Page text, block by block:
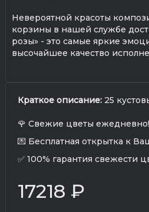
Невероятной красоты
корзины в нашей службе
розы» - это самые яркие
высочайшее качество
Краткое описание: 25
🌹 Свежие цветы ежедневно!
💌 Бесплатная открытка к
✅ 100% гарантия свежести
17218 ₽